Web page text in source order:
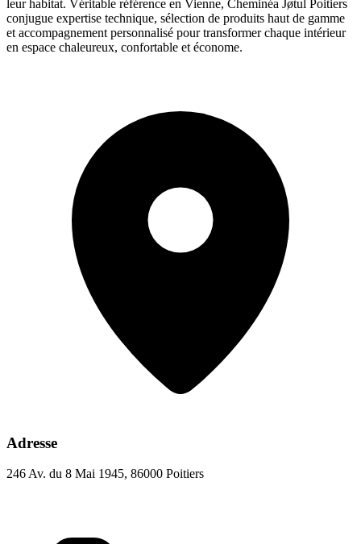
leur habitat. Véritable référence en Vienne, Cheminéa Jøtul Poitiers
conjugue expertise technique, sélection de produits haut de gamme
et accompagnement personnalisé pour transformer chaque intérieur
en espace chaleureux, confortable et économe.
Adresse
246 Av. du 8 Mai 1945, 86000 Poitiers